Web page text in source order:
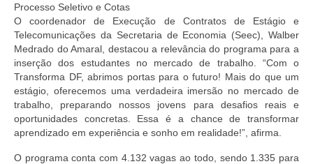
Processo Seletivo e Cotas
O coordenador de Execução de Contratos de Estágio e
Telecomunicações da Secretaria de Economia (Seec), Walber
Medrado do Amaral, destacou a relevância do programa para a
inserção dos estudantes no mercado de trabalho. “Com o
Transforma DF, abrimos portas para o futuro! Mais do que um
estágio, oferecemos uma verdadeira imersão no mercado de
trabalho, preparando nossos jovens para desafios reais e
oportunidades concretas. Essa é a chance de transformar
aprendizado em experiência e sonho em realidade!”, afirma.
O programa conta com 4.132 vagas ao todo, sendo 1.335 para